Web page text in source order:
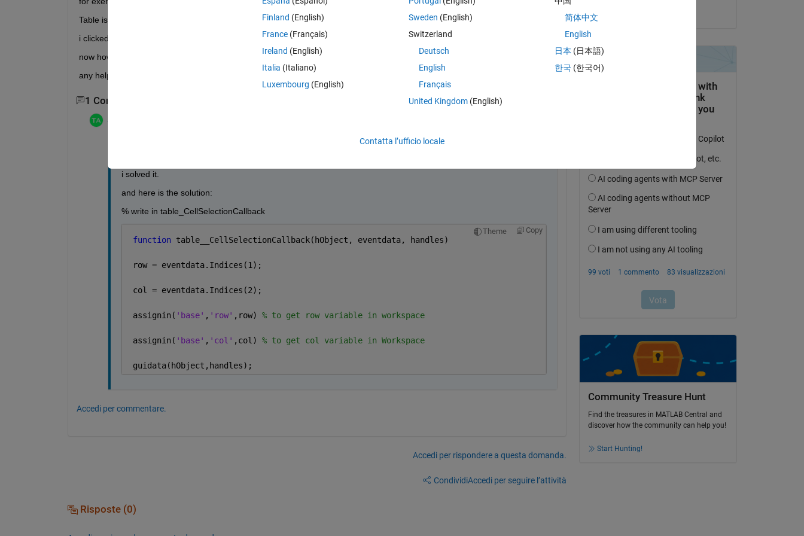
Table is (4x4) cell
i clicked on a box, which is located in table (2,3).
now how i can get the Location, which is highlighted?
any help i will i appreciate it
1 Commento
i solved it.
and here is the solution:
% write in table_CellSelectionCallback
Theme Copy
function table__CellSelectionCallback(hObject, eventdata, handles)
row = eventdata.Indices(1);
col = eventdata.Indices(2);
assignin( 'base' , 'row' ,row) % to get row variable in workspace
assignin( 'base' , 'col' ,col) % to get col variable in Workspace
guidata(hObject,handles);
Accedi per commentare.
Accedi per rispondere a questa domanda.
CondividiAccedi per seguire l’attività
Risposte (0)
Community Treasure Hunt
Find the treasures in MATLAB Central and
discover how the community can help you!
Start Hunting!
Finland (English)
France (Français)
Ireland (English)
Italia (Italiano)
Luxembourg (English)
Sweden (English)
Switzerland
Deutsch
English
Français
United Kingdom(English)
简体中文
English
日本 (日本語)
한국 (한국어)
Contatta l’ufficio locale